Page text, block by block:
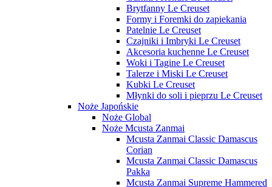
Brytfanny Le Creuset
Formy i Foremki do zapiekania
Patelnie Le Creuset
Czajniki i Imbryki Le Creuset
Akcesoria kuchenne Le Creuset
Woki i Tagine Le Creuset
Talerze i Miski Le Creuset
Kubki Le Creuset
Młynki do soli i pieprzu Le Creuset
Noże Japońskie
Noże Global
Noże Mcusta Zanmai
Mcusta Zanmai Classic Damascus
Corian
Mcusta Zanmai Classic Damascus
Pakka
Mcusta Zanmai Supreme Hammered